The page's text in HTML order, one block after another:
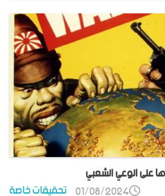
على الوعي الشعبي
تحقيقات خاصة